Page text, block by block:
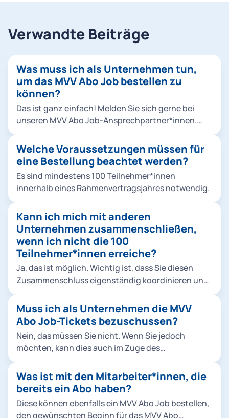
Verwandte Beiträge
Was muss ich als Unternehmen tun,
um das MVV Abo Job bestellen zu
können?
Das ist ganz einfach! Melden Sie sich gerne bei
unseren MVV Abo Job-Ansprechpartner*innen.
Unternehmen die Bestell-Kriterien erfüllt. Wenn
dem so ist, schließt die MVG unmittelbar einen
Rahmenvertrag mit Ihnen.
Welche Voraussetzungen müssen für
eine Bestellung beachtet werden?
Es sind mindestens 100 Teilnehmer*innen
innerhalb eines Rahmenvertragsjahres notwendig.
Kann ich mich mit anderen
Unternehmen zusammenschließen,
wenn ich nicht die 100
Teilnehmer*innen erreiche?
Ja, das ist möglich. Wichtig ist, dass Sie diesen
Zusammenschluss eigenständig koordinieren und
über den die gesamte Abwicklung samt
Datenaustausch stattfinden kann.
Muss ich als Unternehmen die MVV
Abo Job-Tickets bezuschussen?
Nein, das müssen Sie nicht. Wenn Sie jedoch
möchten, kann dies auch im Zuge des
Was ist mit den Mitarbeiter*innen, die
bereits ein Abo haben?
Diese können ebenfalls ein MVV Abo Job bestellen,
den gewünschten Beginn für das MVV Abo